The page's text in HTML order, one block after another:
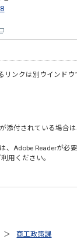
リンクは別ウインドウ
添付されている場合は
、 Adobe Readerが必
用ください。
商工政策課